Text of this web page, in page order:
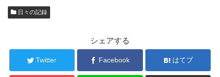
日々の記録
シェアする
Twitter Facebook はてブ